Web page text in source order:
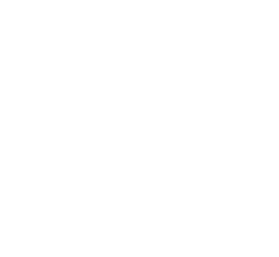
额
额
额